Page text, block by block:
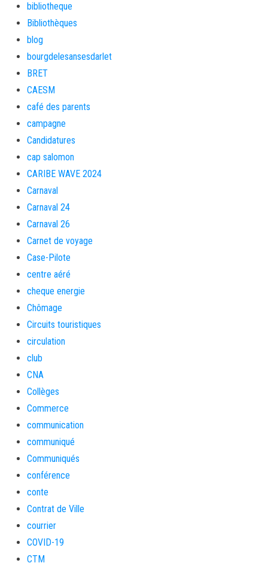
bibliotheque
Bibliothèques
blog
bourgdelesansesdarlet
BRET
CAESM
café des parents
campagne
Candidatures
cap salomon
CARIBE WAVE 2024
Carnaval
Carnaval 24
Carnaval 26
Carnet de voyage
Case-Pilote
centre aéré
cheque energie
Chômage
Circuits touristiques
circulation
club
CNA
Collèges
Commerce
communication
communiqué
Communiqués
conférence
conte
Contrat de Ville
courrier
COVID-19
CTM